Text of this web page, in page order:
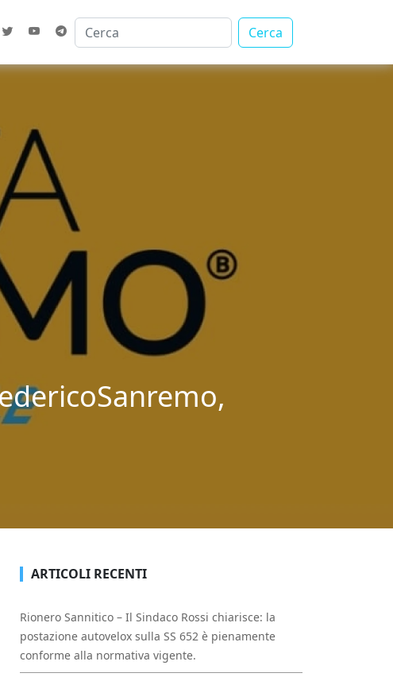
Cerca
ARTICOLI RECENTI
Rionero Sannitico – Il Sindaco Rossi chiarisce: la
postazione autovelox sulla SS 652 è pienamente
conforme alla normativa vigente.